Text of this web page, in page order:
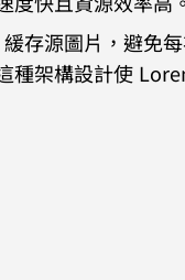
存源圖片，避免
種架構設計使